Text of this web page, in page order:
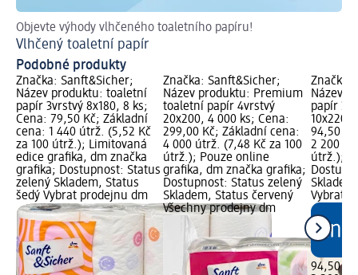
Objevte výhody vlhčeného toaletního papíru!
Vlhčený toaletní papír
Podobné produkty
Značka: Sanft&Sicher;
Název produktu: toaletní
papír 3vrstvý 8x180, 8 ks;
Cena: 79,50 Kč; Základní
cena: 1 440 útrž. (5,52 Kč
za 100 útrž.); Limitovaná
edice grafika, dm značka
grafika; Dostupnost: Status
zelený Skladem, Status
šedý Vybrat prodejnu dm
Značka: Sanft&Sicher;
Název produktu: Premium
toaletní papír 4vrstvý
20x200, 4 000 ks; Cena:
299,00 Kč; Základní cena:
4 000 útrž. (7,48 Kč za 100
útrž.); Pouze online
grafika, dm značka grafika;
Dostupnost: Status zelený
Skladem, Status červený
Všechny prodejny dm
Značka:
Název
papír
10x220,
94,50
2 200
útrž.);
Vybrat
94,50 Kč